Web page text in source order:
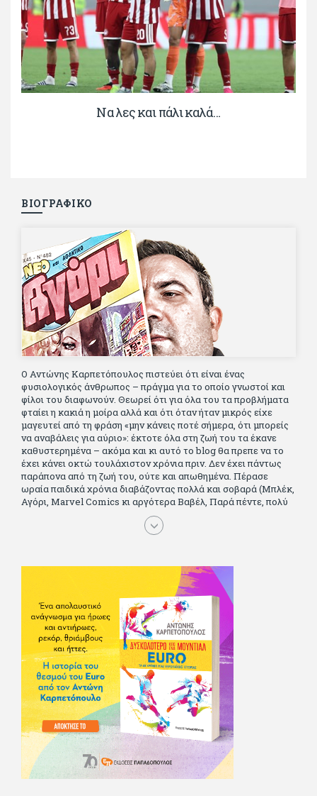
Να λες και πάλι καλά…
ΒΙΟΓΡΑΦΙΚΟ
Ο Αντώνης Καρπετόπουλος πιστεύει ότι είναι ένας
φυσιολογικός άνθρωπος – πράγμα για το οποίο γνωστοί και
φίλοι του διαφωνούν. Θεωρεί ότι για όλα του τα προβλήματα
φταίει η κακιά η μοίρα αλλά και ότι όταν ήταν μικρός είχε
μαγευτεί από τη φράση «μην κάνεις ποτέ σήμερα, ότι μπορείς
να αναβάλεις για αύριο»: έκτοτε όλα στη ζωή του τα έκανε
καθυστερημένα – ακόμα και κι αυτό το blog θα πρεπε να το
έχει κάνει οκτώ τουλάχιστον χρόνια πριν. Δεν έχει πάντως
παράπονα από τη ζωή του, ούτε και απωθημένα. Πέρασε
ωραία παιδικά χρόνια διαβάζοντας πολλά και σοβαρά (Μπλέκ,
Αγόρι, Μarvel Comics κι αργότερα Βαβέλ, Παρά πέντε, πολύ
Αλέξανδρο Δουμά και αρκετό Ιούλιο Βέρν πριν τον κερδίσουν
τα αστυνομικά), απέκτησε τους σωστούς φίλους κυρίως γιατί
ταινίες κι έγραφε και στο περιοδικό Σινεμά, είχε κάποιες
αισθηματικές περιπέτειες που σκόρπισαν γέλιο στους φίλους
του - αν όχι και στον ίδιο. Πήγε στρατό κανονικά στα σύνορα
και διατήρησε μια καλή σχέση με την οικογένεια του, την
οποία αισθάνεται πως διάφορες φορές έφερε σε δύσκολη
θέση. Κείμενο με την υπογραφή του πρωτοδημοσιεύτηκε στο
Φίλαθλο το 1992. Επέστρεψε οριστικά στην Ελλάδα το 1998,
δούλεψε για πολλούς (αφού δυσκολεύεται να πει όχι), και
κάποιοι, αν όχι και όλοι, τον πλήρωσαν κι έμειναν και
ευχαριστημένοι από τη συνεργασία. Σήμερα πλέον εργάζεται
στον Sport Fm (όπου έχει κλείσει εικοσαετία) και στη
Sportday. Επαίρεται ότι λίγοι έχουν δει περισσότερο
ποδόσφαιρο από τον ίδιο και θεωρεί τον εαυτό του τυχερό
γιατί είναι μέλος της γενιάς που απόλαυσε τους μεγαλύτερους
σε όλα τα σπορ. Δεν είναι παντρεμένος, αλλά θαυμάζει όσους
βρίσκουν το κουράγιο να το κάνουν. Αντίθετα από πολλούς
φίλους του δεν πληρώνει διατροφές. Ελπίζει ότι δεν έχει
παιδιά. Απειλεί ότι θα γράφει όσο υπάρχουν άνθρωποι που